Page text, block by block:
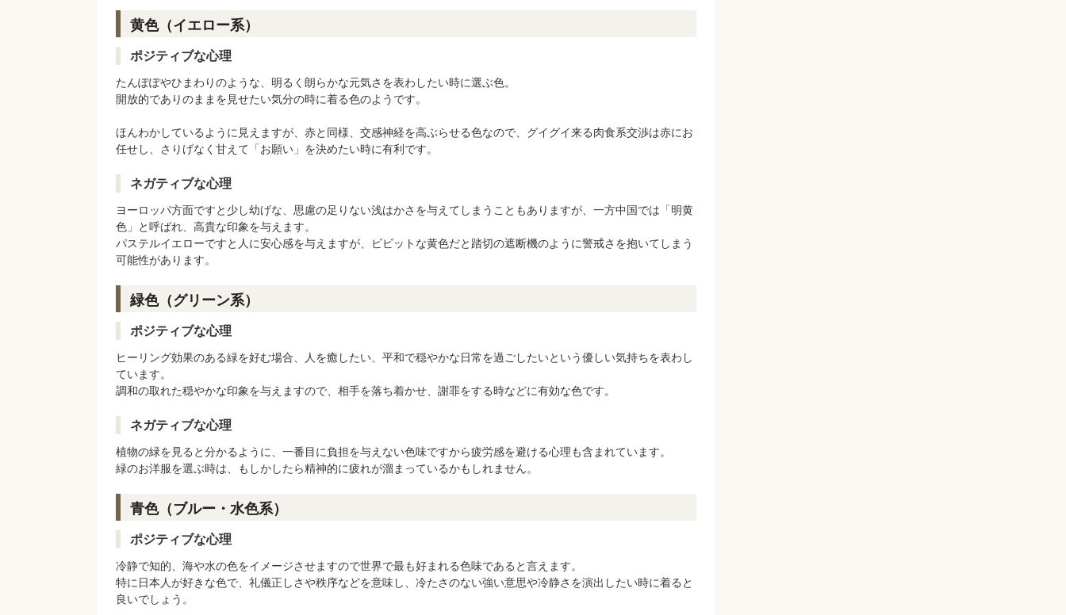
黄色（イエロー系）
ポジティブな心理
たんぽぽやひまわりのような、明るく朗らかな元気さを表わしたい時に選ぶ色。
開放的でありのままを見せたい気分の時に着る色のようです。
ほんわかしているように見えますが、赤と同様、交感神経を高ぶらせる色なので、グイグイ来る肉食系交渉は赤にお
任せし、さりげなく甘えて「お願い」を決めたい時に有利です。
ネガティブな心理
ヨーロッパ方面ですと少し幼げな、思慮の足りない浅はかさを与えてしまうこともありますが、一方中国では「明黄
色」と呼ばれ、高貴な印象を与えます。
パステルイエローですと人に安心感を与えますが、ビビットな黄色だと踏切の遮断機のように警戒さを抱いてしまう
可能性があります。
緑色（グリーン系）
ポジティブな心理
ヒーリング効果のある緑を好む場合、人を癒したい、平和で穏やかな日常を過ごしたいという優しい気持ちを表わし
ています。
調和の取れた穏やかな印象を与えますので、相手を落ち着かせ、謝罪をする時などに有効な色です。
ネガティブな心理
植物の緑を見ると分かるように、一番目に負担を与えない色味ですから疲労感を避ける心理も含まれています。
緑のお洋服を選ぶ時は、もしかしたら精神的に疲れが溜まっているかもしれません。
青色（ブルー・水色系）
ポジティブな心理
冷静で知的、海や水の色をイメージさせますので世界で最も好まれる色味であると言えます。
特に日本人が好きな色で、礼儀正しさや秩序などを意味し、冷たさのない強い意思や冷静さを演出したい時に着ると
良いでしょう。